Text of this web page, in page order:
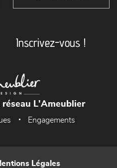
Inscrivez-vous !
réseau L'Ameublier
Engagements
Légales